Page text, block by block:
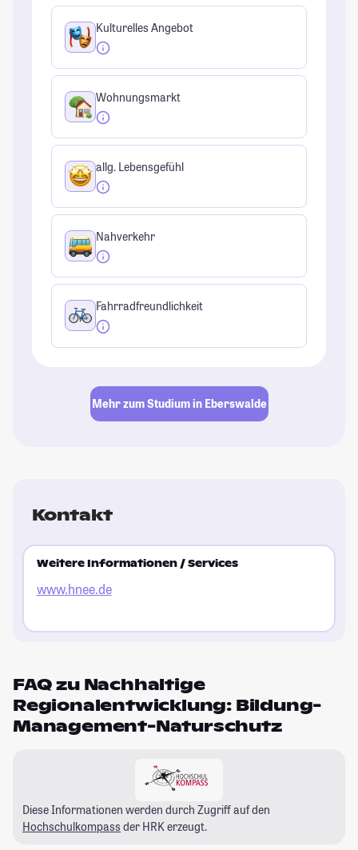
Kulturelles Angebot
Wohnungsmarkt
allg. Lebensgefühl
Nahverkehr
Fahrradfreundlichkeit
Mehr zum Studium in Eberswalde
Kontakt
Weitere Informationen / Services
www.hnee.de
FAQ zu Nachhaltige
Regionalentwicklung: Bildung-
Management-Naturschutz
Diese Informationen werden durch Zugriff auf den
Hochschulkompass der HRK erzeugt.